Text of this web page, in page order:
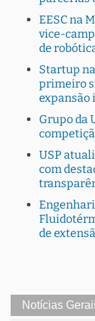
EESC na
vice-
de
Startup
primeiro
Grupo da
USP
com
de
Notícias